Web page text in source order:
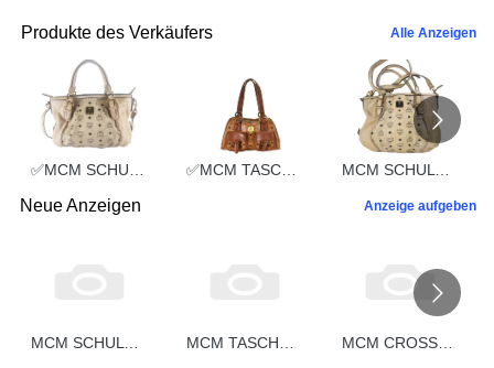
Produkte des Verkäufers Alle Anzeigen
Neue Anzeigen Anzeige aufgeben